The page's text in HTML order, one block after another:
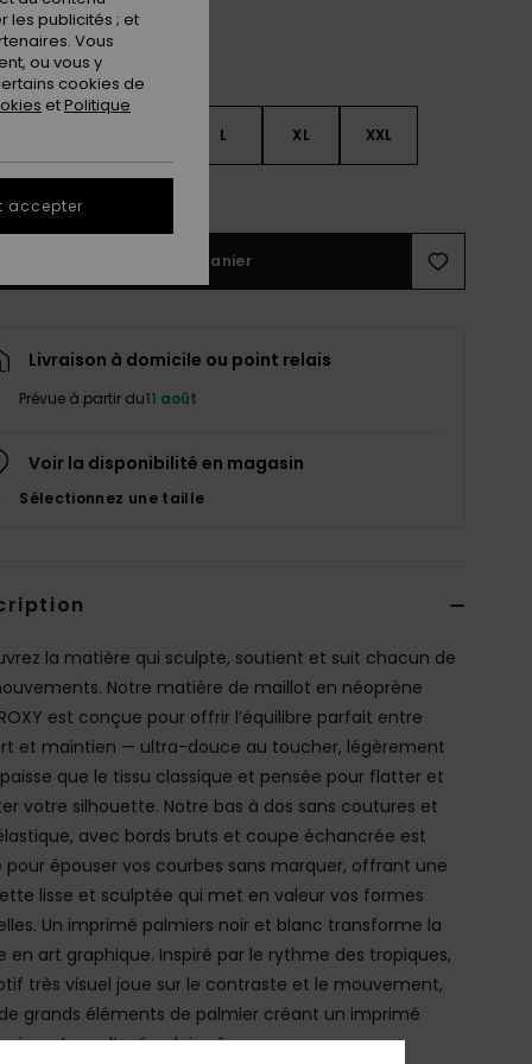
L XL XXL
Ajouter au panier
Livraison à domicile ou point relais
Prévue à partir du11 août
Voir la disponibilité en magasin
Sélectionnez une taille
la matière qui sculpte, soutient et suit chacun de
Notre matière de maillot en néoprène
est conçue pour offrir l’équilibre parfait entre
et maintien — ultra-douce au toucher, légèrement
que le tissu classique et pensée pour flatter et
votre silhouette. Notre bas à dos sans coutures et
avec bords bruts et coupe échancrée est
pour épouser vos courbes sans marquer, offrant une
lisse et sculptée qui met en valeur vos formes
Un imprimé palmiers noir et blanc transforme la
en art graphique. Inspiré par le rythme des tropiques,
très visuel joue sur le contraste et le mouvement,
grands éléments de palmier créant un imprimé
que l’océan lui‑même.
les publicités ; et
Vous
ou vous y
cookies de
etPolitique
accepter